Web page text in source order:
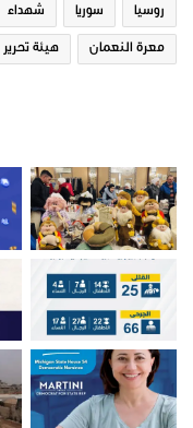
روسيا سوريا شهداء
معرة النعمان هيئة